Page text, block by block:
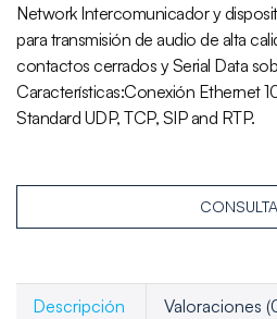
Network Intercomunicador y
para transmisión de audio de alta
contactos cerrados y Serial Data
Características:Conexión Ethernet
Standard UDP, TCP, SIP and RTP.
Descripción Valoraciones